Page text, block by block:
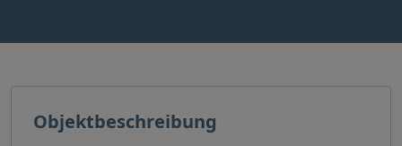
Objektbeschreibung